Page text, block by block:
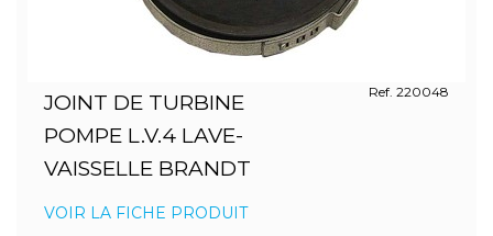
JOINT DE TURBINE
POMPE L.V.4 LAVE-
VAISSELLE BRANDT
Ref. 220048
VOIR LA FICHE PRODUIT